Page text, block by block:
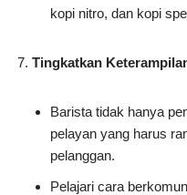
kopi nitro, dan kopi
Tingkatkan
Barista tidak hanya
pelayan yang harus
pelanggan.
Pelajari cara